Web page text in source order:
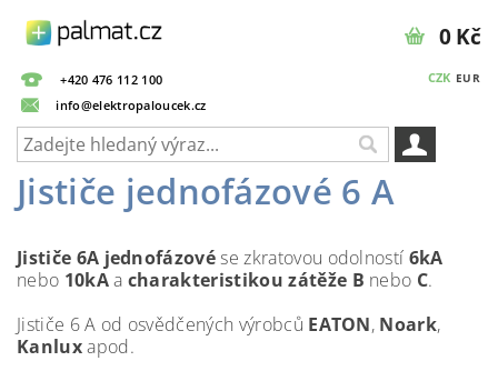
+420 476 112 100
info@elektropaloucek.cz
CZK EUR
0 Kč
Jističe jednofázové 6 A
Jističe 6A jednofázovése zkratovou odolností 6kA
nebo 10kAa charakteristikou zátěže B nebo C.
Jističe 6 A od osvědčených výrobců EATON, Noark,
Kanluxapod.